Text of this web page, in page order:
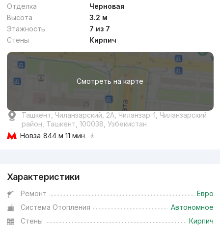
Отделка
Черновая
Высота
3.2 м
Этажность
7 из 7
Стены
Кирпич
Смотреть на карте
Ташкент, Чиланзарский, 2А, Чиланзар-1, Чиланзарский
район, Ташкент, 100038, Узбекистан
Новза 844 м 11 мин
Характеристики
Ремонт
Евро
Система Отопления
Автономное
Стены
Кирпич